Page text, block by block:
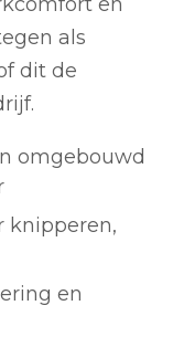
als
dit de
omgebouwd
knipperen,
en